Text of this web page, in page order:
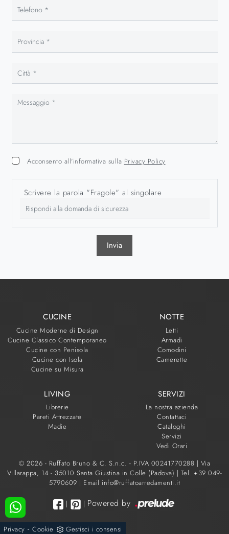
Acconsento all'informativa sulla Privacy Policy
Scrivere la parola "Fragole" al singolare
Invia
CUCINE
Cucine Moderne di Design
Cucine Classico Contemporaneo
Cucine con Penisola
Cucine con Isola
Cucine su Misura
NOTTE
Letti
Armadi
Comodini
Camerette
LIVING
Librerie
Pareti Attrezzate
Madie
SERVIZI
La nostra azienda
Contattaci
Cataloghi
Servizi
Vedi Orari
© 2026 - Ruffato Bruno & C. S.n.c. - P.IVA 00241770288 | Via
Villarappa, 14 - 35010 Santa Giustina in Colle (Padova) | Tel. +39 049-
5790609 | Email info@ruffatoarredamenti.it
| | Powered by
Privacy - Cookie Gestisci i consensi